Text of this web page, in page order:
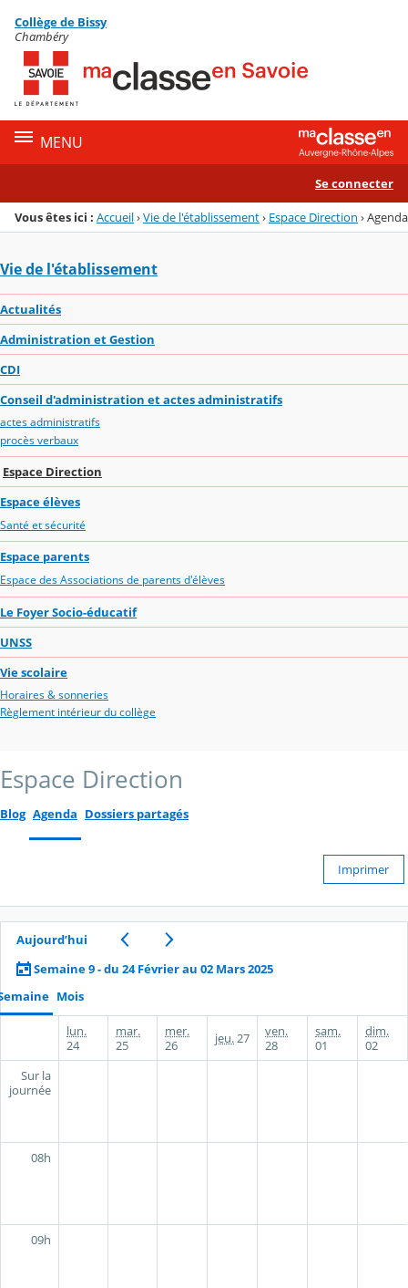
Menu de la rubrique
Contenu
Collège de Bissy
Chambéry
MENU
Se connecter
Vous êtes ici : Accueil›Vie de l'établissement› Espace Direction ›Agenda
Vie de l'établissement
Actualités
Administration et Gestion
CDI
Conseil d'administration et actes administratifs
actes administratifs
procès verbaux
Espace Direction
Espace élèves
Santé et sécurité
Espace parents
Espace des Associations de parents d'élèves
Le Foyer Socio-éducatif
UNSS
Vie scolaire
Horaires & sonneries
Règlement intérieur du collège
Espace Direction
Blog Agenda Dossiers partagés
Imprimer
Aujourd’hui
Semaine 9 - du 24 Février au 02 Mars 2025
Mois
lun.
24
mar.
25
mer.
26
jeu.27
ven.
28
sam.
01
dim.
02
Sur la
journée
08h
09h